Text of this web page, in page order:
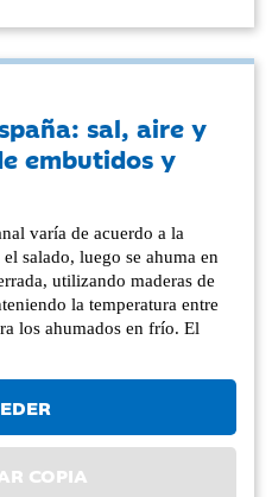
sal, aire y
embutidos y
varía de acuerdo a la
salado, luego se ahuma en
utilizando maderas de
la temperatura entre
los ahumados en frío. El
COPIA